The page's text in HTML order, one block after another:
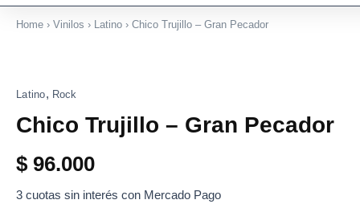
Home › Vinilos › Latino › Chico Trujillo – Gran Pecador
Latino, Rock
Chico Trujillo – Gran Pecador
$ 96.000
3 cuotas sin interés con Mercado Pago
Gran
Pecador
cantidad